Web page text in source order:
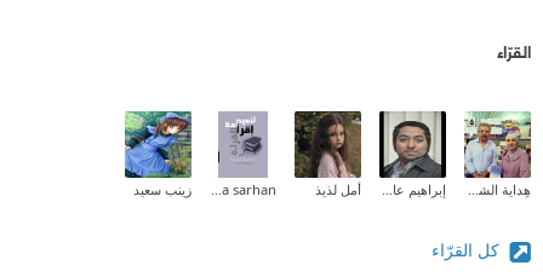
القرّاء
أمل لذيذ زينب سعيد
كل القرّاء